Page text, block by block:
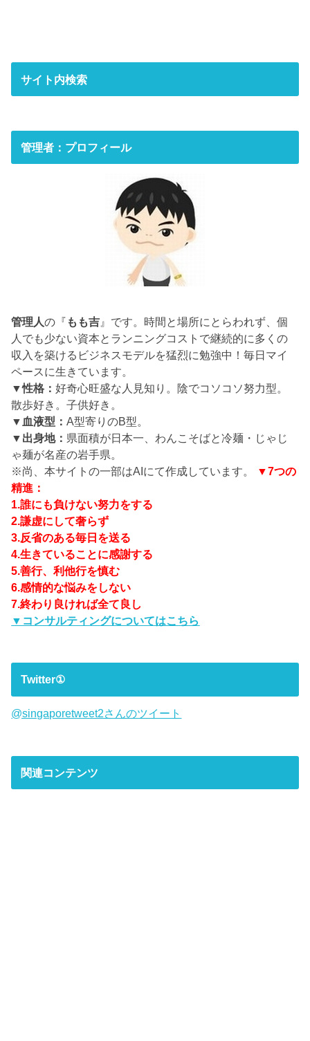
サイト内検索
管理者：プロフィール
管理人の『 もも吉 』です。時間と場所にとらわれず、個
人でも少ない資本とランニングコストで継続的に多くの
収入を築けるビジネスモデルを猛烈に勉強中！毎日マイ
ペースに生きています。
▼性格：好奇心旺盛な人見知り。陰でコソコソ努力型。
散歩好き。子供好き。
▼血液型：A型寄りのB型。
▼出身地： 県面積が日本一、わんこそばと冷麺・じゃじ
ゃ麺が名産の岩手県。
※尚、本サイトの一部はAIにて作成しています。
▼7つの
精進：
1.誰にも負けない努力をする
2.謙虚にして奢らず
3.反省のある毎日を送る
4.生きていることに感謝する
5.善行、利他行を慎む
6.感情的な悩みをしない
7.終わり良ければ全て良し
▼コンサルティングについてはこちら
Twitter①
@singaporetweet2さんのツイート
関連コンテンツ